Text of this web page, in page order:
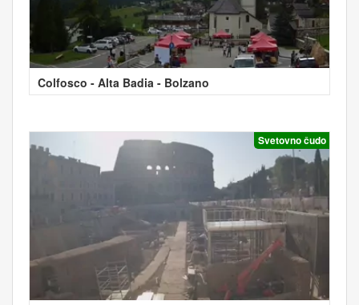
Colfosco - Alta Badia - Bolzano
Svetovno čudo